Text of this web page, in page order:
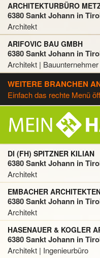
ARCHITEKTURBÜRO
6380 Sankt Johann in
Architekt
ARIFOVIC BAU GMBH
6380 Sankt Johann in
Architekt | Bauunternehmer
WEITERE BRANCHEN
Einfach das rechte Menü
DI (FH) SPITZNER KILIAN
6380 Sankt Johann in
Architekt
EMBACHER
6380 Sankt Johann in
Architekt
HASENAUER & KOGLER
6380 Sankt Johann in
Architekt | Ingenieurbüro